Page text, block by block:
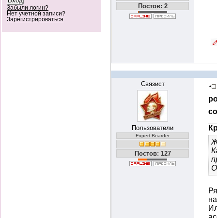
Забыли логин?
Нет учетной записи?
Зарегистрироваться
Постов: 2
Связист
Пользователи
Expert Boarder
Постов: 127